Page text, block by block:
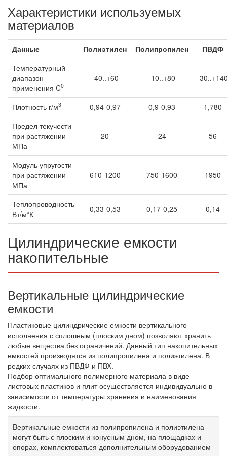
Характеристики используемых
материалов
Данные Полиэтилен Полипропилен
ПВДФ
Температурный
диапазон
применения C0
-40..+60 -10..+80 -
Плотность г/м3 0,94-0,97 0,9-0,93
1,780
Предел текучести
при растяжении
МПа
20 24 56
Модуль упругости
при растяжении
МПа
610-1200 750-1600 1950
Теплопроводность
Вт/м*К
0,33-0,53 0,17-0,25 0,14
Цилиндрические емкости
накопительные
Вертикальные цилиндрические
емкости
Пластиковые цилиндрические емкости вертикального
исполнения с сплошным (плоским дном) позволяют хранить
любые вещества без ограничений. Данный тип накопительных
емкостей производятся из полипропилена и полиэтилена. В
редких случаях из ПВДФ и ПВХ.
Подбор оптимального полимерного материала в виде
листовых пластиков и плит осуществляется индивидуально в
зависимости от температуры хранения и наименования
жидкости.
Вертикальные емкости из полипропилена и полиэтилена
могут быть с плоским и конусным дном, на площадках и
опорах, комплектоваться дополнительным оборудованием